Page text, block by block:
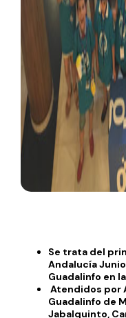
Se trata del
Andalucía
Guadalinfo en
Atendidos por
Guadalinfo de
Jabalquinto,